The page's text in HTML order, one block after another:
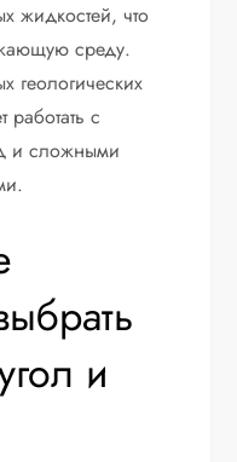
жидкостей, что
среду.
геологических
работать с
и сложными
и